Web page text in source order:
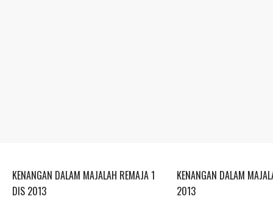
KENANGAN DALAM MAJALAH REMAJA 1
DIS 2013
KENANGAN DALAM
2013